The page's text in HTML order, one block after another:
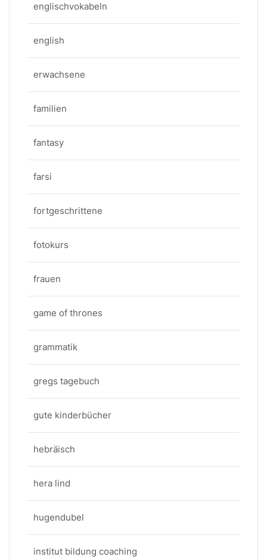
englischvokabeln
english
erwachsene
familien
fantasy
farsi
fortgeschrittene
fotokurs
frauen
game of thrones
grammatik
gregs tagebuch
gute kinderbücher
hebräisch
hera lind
hugendubel
institut bildung coaching